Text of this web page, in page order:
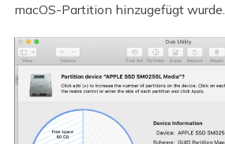
macOS-Partition hinzugefügt wurde.